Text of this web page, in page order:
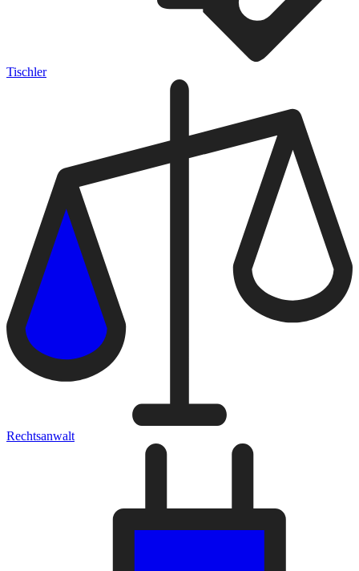
Tischler
Rechtsanwalt